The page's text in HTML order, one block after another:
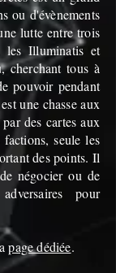
ou d'évènements
lutte entre trois
les Illuminatis et
cherchant tous à
pouvoir pendant
une chasse aux
des cartes aux
seule les
des points. Il
négocier ou de
pour
page dédiée.